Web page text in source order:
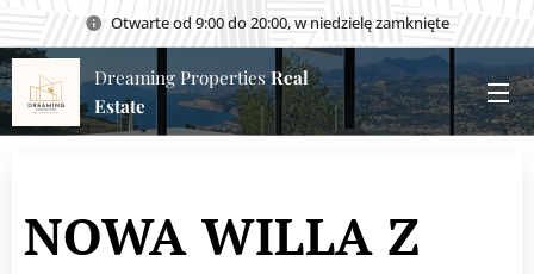
Otwarte od 9:00 do 20:00, w niedzielę zamknięte
Dreaming Properties Real
Estate
NOWA WILLA Z